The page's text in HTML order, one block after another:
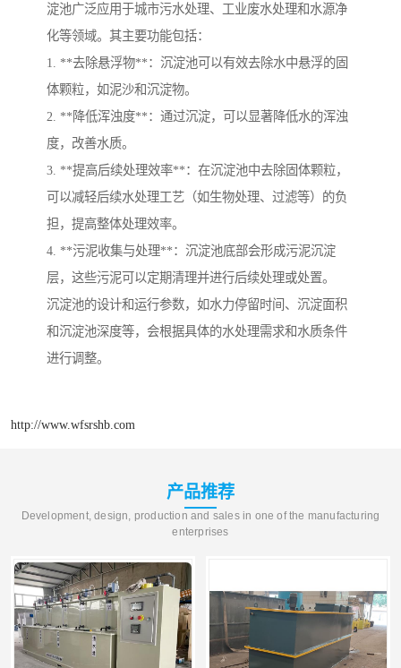
淀池广泛应用于城市污水处理、工业废水处理和水源净
化等领域。其主要功能包括：
1. **去除悬浮物**：沉淀池可以有效去除水中悬浮的固
体颗粒，如泥沙和沉淀物。
2. **降低浑浊度**：通过沉淀，可以显著降低水的浑浊
度，改善水质。
3. **提高后续处理效率**：在沉淀池中去除固体颗粒，
可以减轻后续水处理工艺（如生物处理、过滤等）的负
担，提高整体处理效率。
4. **污泥收集与处理**：沉淀池底部会形成污泥沉淀
层，这些污泥可以定期清理并进行后续处理或处置。
沉淀池的设计和运行参数，如水力停留时间、沉淀面积
和沉淀池深度等，会根据具体的水处理需求和水质条件
进行调整。
http://www.wfsrshb.com
产品推荐
Development, design, production and sales in one of the manufacturing
enterprises